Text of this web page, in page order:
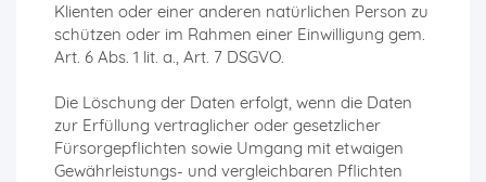
Klienten oder einer anderen natürlichen Person zu
schützen oder im Rahmen einer Einwilligung gem.
Art. 6 Abs. 1 lit. a., Art. 7 DSGVO.
Die Löschung der Daten erfolgt, wenn die Daten
zur Erfüllung vertraglicher oder gesetzlicher
Fürsorgepflichten sowie Umgang mit etwaigen
Gewährleistungs- und vergleichbaren Pflichten